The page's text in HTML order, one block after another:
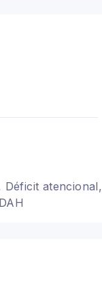
Déficit atencional,